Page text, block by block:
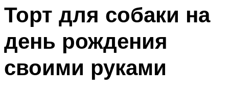
Торт для собаки на
день рождения
своими руками